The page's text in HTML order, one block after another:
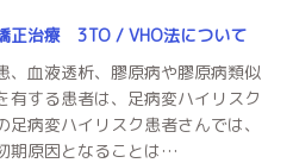
正治療 3TO / VHO法について
、血液透析、膠原病や膠原病類似
有する患者は、足病変ハイリスク
病変ハイリスク患者さんでは、
期原因となることは…